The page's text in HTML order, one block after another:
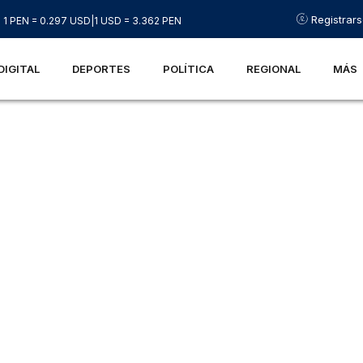
1 PEN = 0.297 USD 1 USD = 3.362 PEN
DEPORTES POLÍTICA REGIONAL MÁS